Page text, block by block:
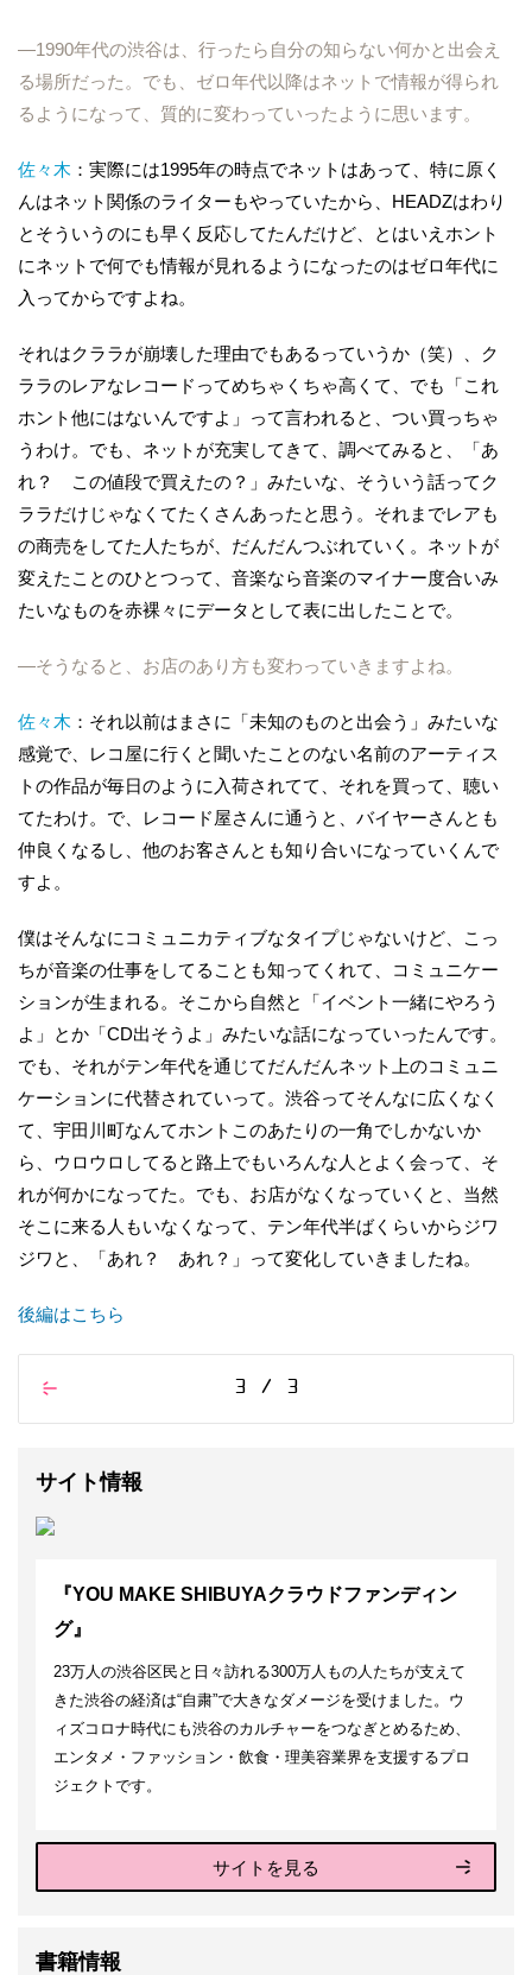
―1990年代の渋谷は、行ったら自分の知らない何かと出会え
る場所だった。でも、ゼロ年代以降はネットで情報が得られ
るようになって、質的に変わっていったように思います。
佐々木 ：実際には1995年の時点でネットはあって、特に原く
んはネット関係のライターもやっていたから、HEADZはわり
とそういうのにも早く反応してたんだけど、とはいえホント
にネットで何でも情報が見れるようになったのはゼロ年代に
入ってからですよね。
それはクララが崩壊した理由でもあるっていうか（笑）、ク
ララのレアなレコードってめちゃくちゃ高くて、でも「これ
ホント他にはないんですよ」って言われると、つい買っちゃ
うわけ。でも、ネットが充実してきて、調べてみると、「あ
れ？ この値段で買えたの？」みたいな、そういう話ってク
ララだけじゃなくてたくさんあったと思う。それまでレアも
の商売をしてた人たちが、だんだんつぶれていく。ネットが
変えたことのひとつって、音楽なら音楽のマイナー度合いみ
たいなものを赤裸々にデータとして表に出したことで。
―そうなると、お店のあり方も変わっていきますよね。
佐々木 ：それ以前はまさに「未知のものと出会う」みたいな
感覚で、レコ屋に行くと聞いたことのない名前のアーティス
トの作品が毎日のように入荷されてて、それを買って、聴い
てたわけ。で、レコード屋さんに通うと、バイヤーさんとも
仲良くなるし、他のお客さんとも知り合いになっていくんで
すよ。
僕はそんなにコミュニカティブなタイプじゃないけど、こっ
ちが音楽の仕事をしてることも知ってくれて、コミュニケー
ションが生まれる。そこから自然と「イベント一緒にやろう
よ」とか「CD出そうよ」みたいな話になっていったんです。
でも、それがテン年代を通じてだんだんネット上のコミュニ
ケーションに代替されていって。渋谷ってそんなに広くなく
て、宇田川町なんてホントこのあたりの一角でしかないか
ら、ウロウロしてると路上でもいろんな人とよく会って、そ
れが何かになってた。でも、お店がなくなっていくと、当然
そこに来る人もいなくなって、テン年代半ばくらいからジワ
ジワと、「あれ？ あれ？」って変化していきましたね。
後編はこちら
3 / 3
サイト情報
『YOU MAKE SHIBUYAクラウドファンディン
グ』
23万人の渋谷区民と日々訪れる300万人もの人たちが支えて
きた渋谷の経済は“自粛”で大きなダメージを受けました。ウ
ィズコロナ時代にも渋谷のカルチャーをつなぎとめるため、
エンタメ・ファッション・飲食・理美容業界を支援するプロ
ジェクトです。
サイトを見る
書籍情報